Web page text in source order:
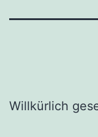
Willkürlich